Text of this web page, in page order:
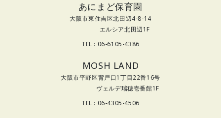
あにまど保育園
大阪市東住吉区北田辺4-8-14
エルシア北田辺1F
TEL : 06-6105-4386
MOSH LAND
大阪市平野区背戸口1丁目22番16号
ヴェルデ瑞穂壱番館1F
TEL : 06-4305-4506